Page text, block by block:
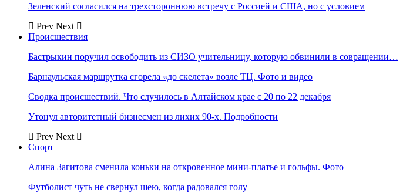
Зеленский согласился на трехстороннюю встречу с Россией и США, но с условием
Prev Next
Происшествия
Бастрыкин поручил освободить из СИЗО учительницу, которую обвинили в совращении…
Барнаульская маршрутка сгорела «до скелета» возле ТЦ. Фото и видео
Сводка происшествий. Что случилось в Алтайском крае с 20 по 22 декабря
Утонул авторитетный бизнесмен из лихих 90-х. Подробности
Prev Next
Спорт
Алина Загитова сменила коньки на откровенное мини-платье и гольфы. Фото
Футболист чуть не свернул шею, когда радовался голу